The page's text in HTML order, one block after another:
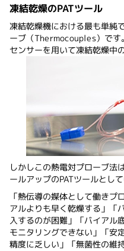
凍結乾燥のPATツール
凍結乾燥機における最も単純
ーブ（Thermocouples）です
センサーを用いて凍結乾燥中
しかしこの熱電対プローブ法
ールアップのPATツールとし
「熱伝導の媒体として働きプ
アルよりも早く乾燥する」「
入するのが困難」「バイアル
モニタリングできない」「安
精度に乏しい」「無菌性の維